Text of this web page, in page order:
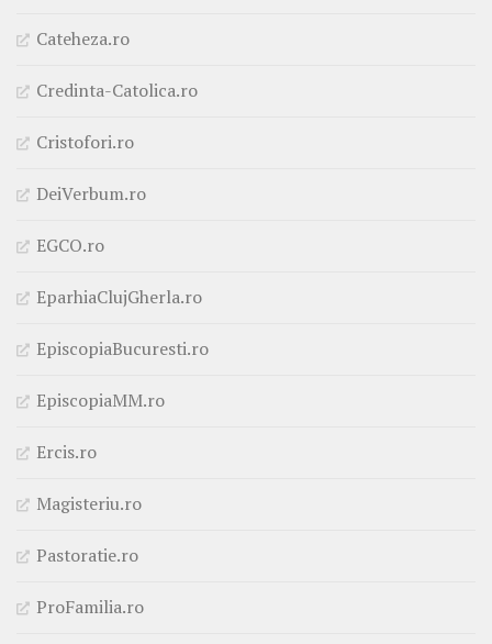
Cateheza.ro
Credinta-Catolica.ro
Cristofori.ro
DeiVerbum.ro
EGCO.ro
EparhiaClujGherla.ro
EpiscopiaBucuresti.ro
EpiscopiaMM.ro
Ercis.ro
Magisteriu.ro
Pastoratie.ro
ProFamilia.ro